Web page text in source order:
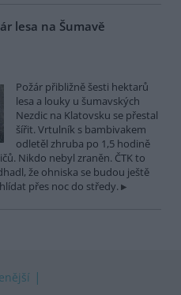
lesa na Šumavě
Požár přibližně šesti hektarů
lesa a louky u šumavských
Nezdic na Klatovsku se přestal
šířit. Vrtulník s bambivakem
odletěl zhruba po 1,5 hodině
Nikdo nebyl zraněn. ČTK to
že ohniska se budou ještě
přes noc do středy.